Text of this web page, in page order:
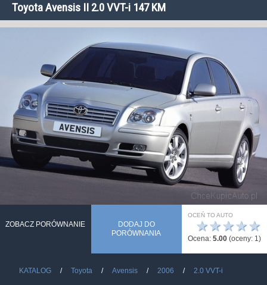
Toyota Avensis II 2.0 VVT-i 147 KM
ZOBACZ PORÓWNANIE
DODAJ DO
PORÓWNANIA
OCEŃ TO AUTO
★
★
★
★
★
Ocena: 5.00 (oceny: 1)
KATALOG Toyota Avensis 2006 2.0 VVT-i